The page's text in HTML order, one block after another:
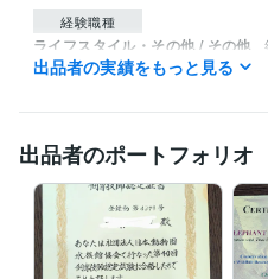
経験職種
ライフスタイル・その他 / その他
獣医師 取得年 : 2009年
ビジネス・クリエイティブツール
CapCut:2年Canva:2年
その他ツール
飼育技師:14年麻薬施用者:15年麻
出品者の実績をもっと見る
出品者のポートフォリオ